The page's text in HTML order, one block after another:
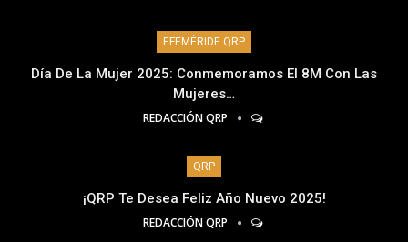
EFEMÉRIDE QRP
Día De La Mujer 2025: Conmemoramos El 8M Con Las
Mujeres…
REDACCIÓN QRP
QRP
¡QRP Te Desea Feliz Año Nuevo 2025!
REDACCIÓN QRP